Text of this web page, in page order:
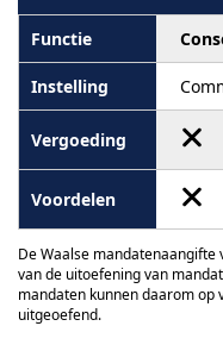
De Waalse
van de uitoefening van
mandaten kunnen daarom op
uitgeoefend.